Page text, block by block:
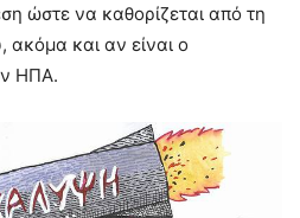
ώστε να καθορίζεται από τη
και αν είναι ο
ΗΠΑ.